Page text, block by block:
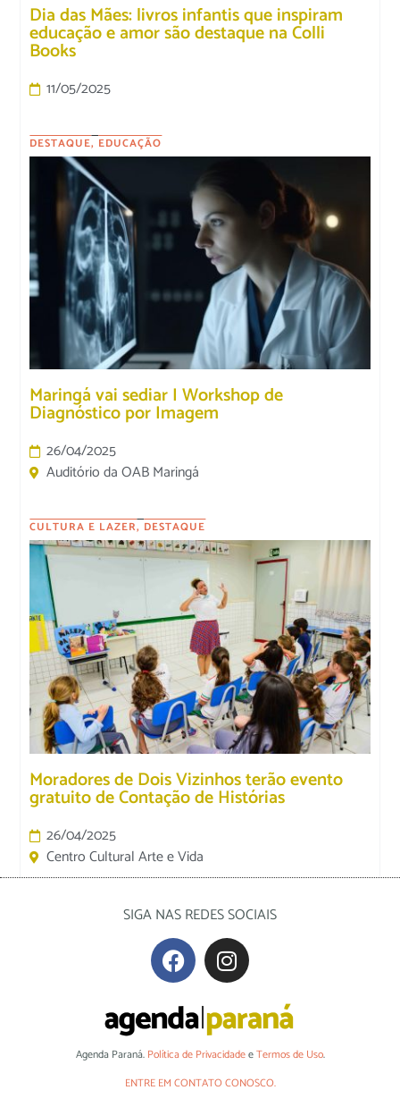
Dia das Mães: livros infantis que inspiram
educação e amor são destaque na Colli
Books
11/05/2025
DESTAQUE, EDUCAÇÃO
Maringá vai sediar I Workshop de
Diagnóstico por Imagem
26/04/2025
Auditório da OAB Maringá
CULTURA E LAZER, DESTAQUE
Moradores de Dois Vizinhos terão evento
gratuito de Contação de Histórias
26/04/2025
Centro Cultural Arte e Vida
SIGA NAS REDES SOCIAIS
Agenda Paraná. Política de PrivacidadeeTermos de Uso.
ENTRE EM CONTATO CONOSCO.